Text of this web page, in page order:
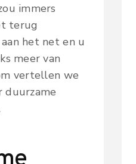
immers
terug
het net en u
meer van
vertellen we
duurzame